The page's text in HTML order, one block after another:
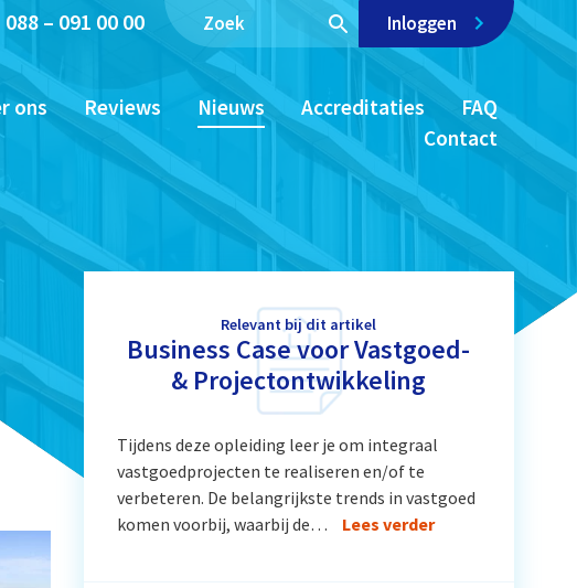
088 – 091 00 00 Inloggen
ons Reviews Nieuws Accreditaties
FAQ
Contact
Relevant bij dit artikel
Business Case voor Vastgoed-
& Projectontwikkeling
Tijdens deze opleiding leer je om integraal
vastgoedprojecten te realiseren en/of te
verbeteren. De belangrijkste trends in vastgoed
komen voorbij, waarbij de…
Lees verder